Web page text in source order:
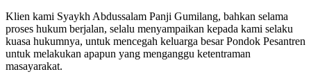
Klien kami Syaykh Abdussalam Panji Gumilang, bahkan selama
proses hukum berjalan, selalu menyampaikan kepada kami selaku
kuasa hukumnya, untuk mencegah keluarga besar Pondok Pesantren
untuk melakukan apapun yang menganggu ketentraman
masayarakat.